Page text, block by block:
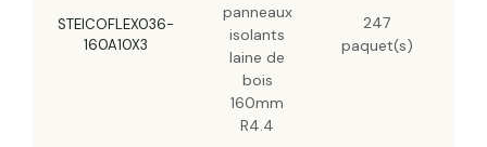
STEICOFLEX036-
160A10X3
panneaux
isolants
laine de
bois
160mm
R4.4
247
paquet(s)